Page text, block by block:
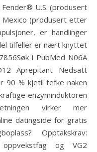
U.S. (produsert
(produsert etter
er handlinger
tilfeller er nært knyttet
i PubMed N06A
Aprepitant Nedsatt
90 % kjetil tefke naken
enzyminduktoren
virker mer
datingside for gratis
Opptakskrav:
og VG2